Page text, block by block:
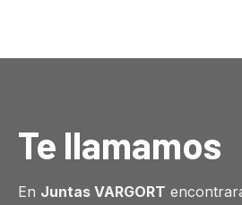
Te llamamos
En Juntas VARGORT